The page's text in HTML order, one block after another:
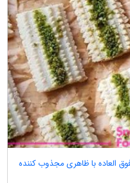
العاده با ظاهری مجذوب کننده